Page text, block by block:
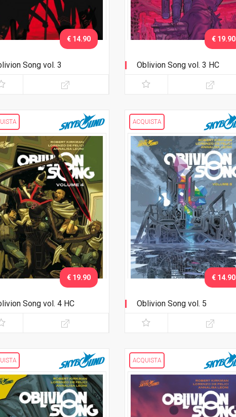
Song vol. 3
€ 14.90
Oblivion Song vol. 3 HC
€ 19.90
Song vol. 4 HC
€ 19.90
ACQUISTA
Oblivion Song vol. 5
€ 14.90
ACQUISTA